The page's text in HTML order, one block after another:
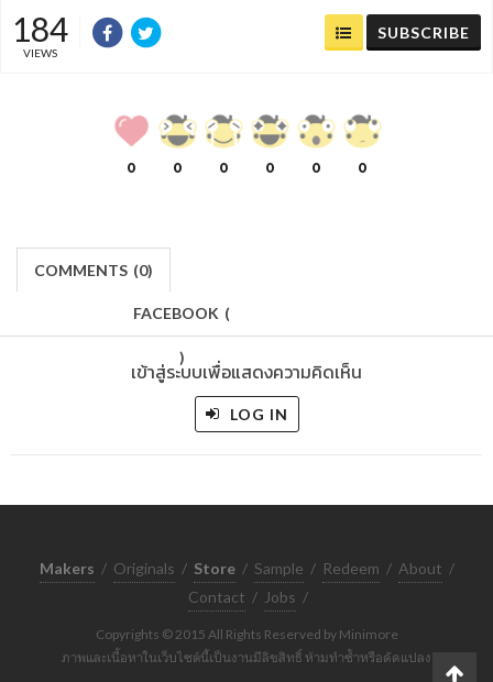
184
VIEWS
SUBSCRIBE
0 0 0 0 0 0
COMMENTS (0)
FACEBOOK (
)
เข้าสู่ระบบเพื่อแสดงความคิดเห็น
LOG IN
Makers / Originals / Store / Sample / Redeem / About /
Contact / Jobs /
Copyrights © 2015 All Rights Reserved by Minimore
ภาพและเนื้อหาในเว็บไซต์นี้เป็นงานมีลิขสิทธิ์ ห้ามทำซ้ำหรือดัดแปลง